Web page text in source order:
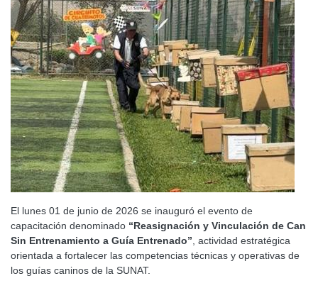
El lunes 01 de junio de 2026 se inauguró el evento de
capacitación denominado “Reasignación y Vinculación de Can
Sin Entrenamiento a Guía Entrenado” , actividad estratégica
orientada a fortalecer las competencias técnicas y operativas de
los guías caninos de la SUNAT.